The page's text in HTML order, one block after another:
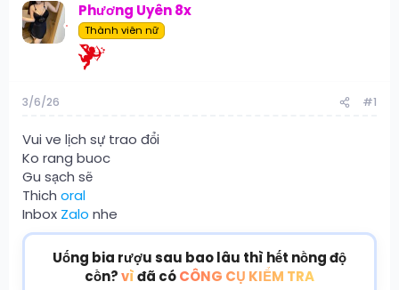
a
r
t
Phương Uyên 8x
Thành viên nữ
3/6/26 #1
Vui ve lịch sự trao đổi
Ko rang buoc
Gu sạch sẽ
Thich oral
Inbox Zalo nhe
Uống bia rượu sau bao lâu thì hết nồng độ
cồn?vìđã cóCÔNG CỤ KIỂM TRA